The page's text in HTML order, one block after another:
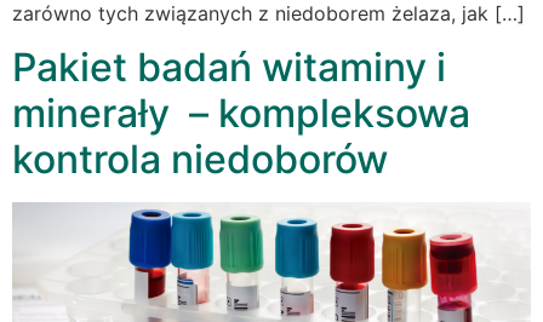
zarówno tych związanych z niedoborem żelaza, jak […]
Pakiet badań witaminy i
minerały – kompleksowa
kontrola niedoborów